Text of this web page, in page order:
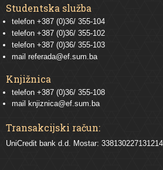
Studentska služba
telefon +387 (0)36/ 355-104
telefon +387 (0)36/ 355-102
telefon +387 (0)36/ 355-103
mail referada@ef.sum.ba
Knjižnica
telefon +387 (0)36/ 355-108
mail knjiznica@ef.sum.ba
Transakcijski račun:
UniCredit bank d.d. Mostar: